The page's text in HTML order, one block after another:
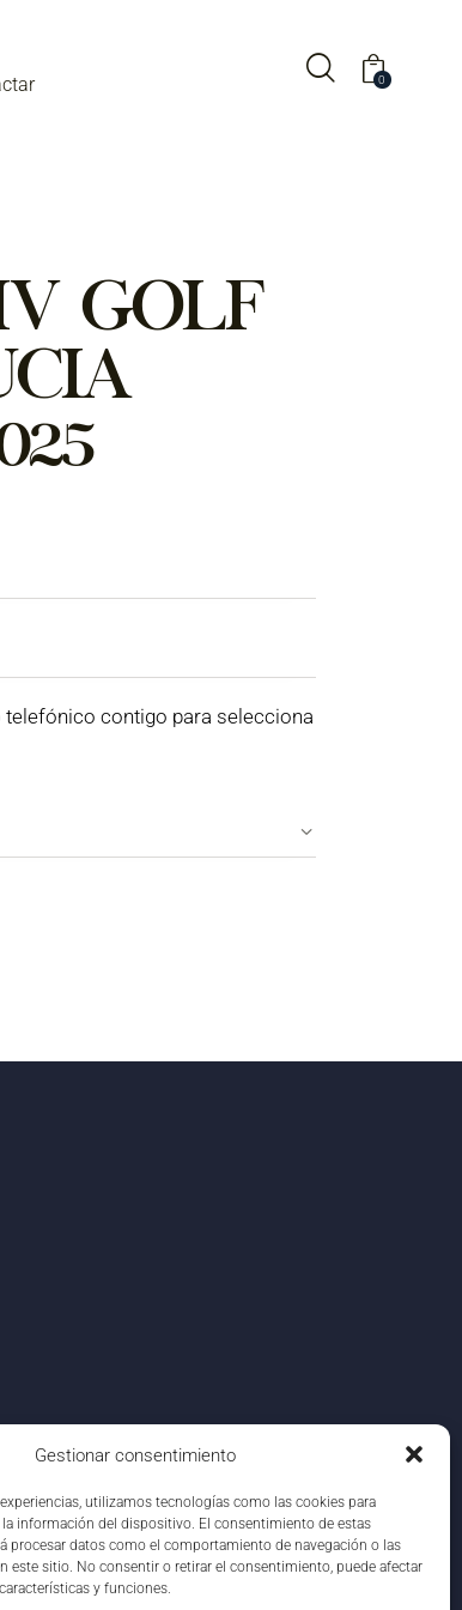
Gestionar consentimiento
utilizamos tecnologías como las cookies para
información del dispositivo. El consentimiento de estas
procesar datos como el comportamiento de navegación o las
este sitio. No consentir o retirar el consentimiento, puede afectar
y funciones.
0
GOLF
contigo para selecciona